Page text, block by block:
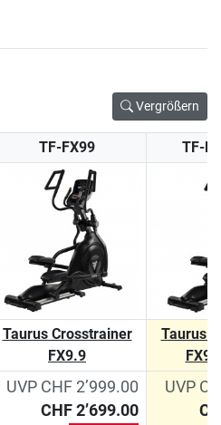
Vergrößern
TF-FX99 TF-
Taurus Crosstrainer
FX9.9
Taurus
UVP CHF 2’999.00
CHF 2’699.00
UVP